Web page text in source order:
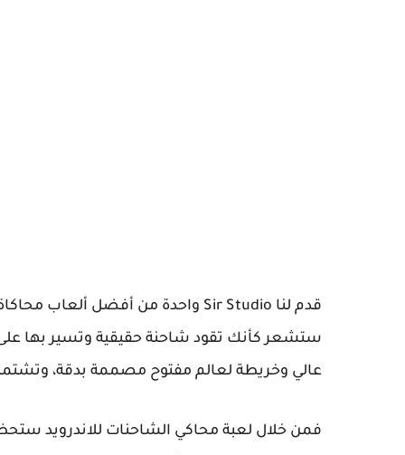
قدم لنا Sir Studio
واحدة من أفضل ألعاب
ستشعر كأنك تقود شاحنة حقيقية وتسير بها
عالي وخريطة لعالم مفتوح مصممة بدقة، وتشتمل
فمن خلال لعبة محاكي الشاحنات للاندرويد